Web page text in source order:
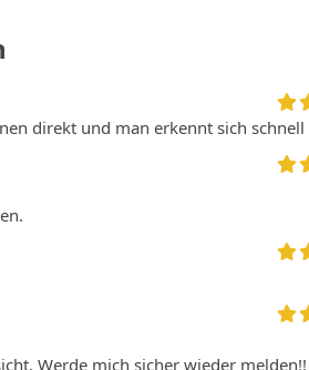
direkt und man erkennt sich schnell
Werde mich sicher wieder melden!!